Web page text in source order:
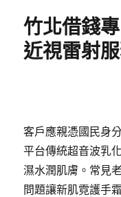
竹北借錢
近視雷射
客戶應親憑國民身
平台傳統超音波乳
濕水潤肌膚。常見
問題讓新肌霓護手